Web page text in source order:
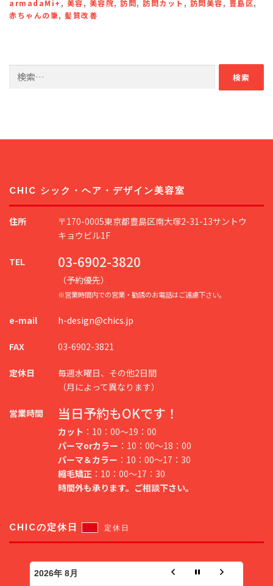
armadaMi+ , 美容, 美容院, 訪問 , 訪問カット , 訪問美容, 豊島区,
赤ちゃんの筆, 髪質改善
索:
CHIC シック・ヘア・デザイン美容室
住所
〒170-0005東京都豊島区南大塚2-31-13サントウ
キョウビル1F
TEL 03-6902-3820
（予約優先）
※営業時間内での営業・勧誘のお電話はご遠慮下さい。
e-mail h-design@chics.jp
FAX 03-6902-3821
定休日
毎週水曜日、その他2日間
（月によって異なります）
営業時間 当日予約もOKです！
カット ：10：00～19：00
パーマorカラー ：10：00～18：00
パーマ＆カラー ：10：00～17：30
縮毛矯正 ：10：00～17：30
時間外も承ります。ご相談下さい。
CHICの定休日 定休日
2026年 8月